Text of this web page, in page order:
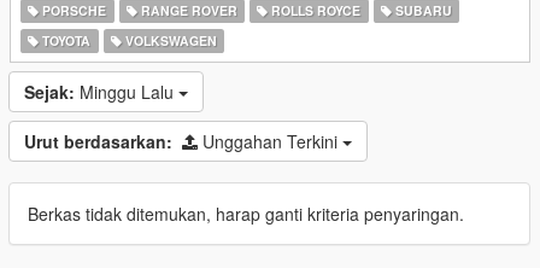
PORSCHE
RANGE ROVER ROLLS ROYCE
SUBARU
TOYOTA
VOLKSWAGEN
Sejak: Minggu Lalu
Urut berdasarkan: Unggahan Terkini
Berkas tidak ditemukan, harap ganti kriteria penyaringan.